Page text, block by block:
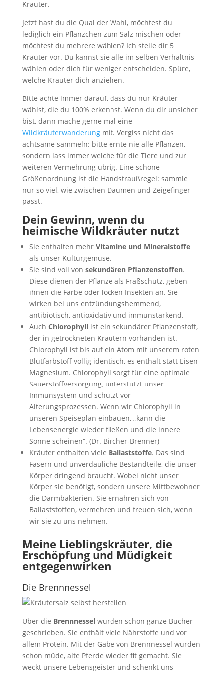
Kräuter.
Jetzt hast du die Qual der Wahl, möchtest du
lediglich ein Pflänzchen zum Salz mischen oder
möchtest du mehrere wählen? Ich stelle dir 5
Kräuter vor. Du kannst sie alle im selben Verhältnis
wählen oder dich für weniger entscheiden. Spüre,
welche Kräuter dich anziehen.
Bitte achte immer darauf, dass du nur Kräuter
wählst, die du 100% erkennst. Wenn du dir unsicher
bist, dann mache gerne mal eine
Wildkräuterwanderungmit. Vergiss nicht das
achtsame sammeln: bitte ernte nie alle Pflanzen,
sondern lass immer welche für die Tiere und zur
weiteren Vermehrung übrig. Eine schöne
Größenordnung ist die Handstraußregel: sammle
nur so viel, wie zwischen Daumen und Zeigefinger
passt.
Dein Gewinn, wenn du
heimische Wildkräuter nutzt
Sie enthalten mehr Vitamine und Mineralstoffe
als unser Kulturgemüse.
Sie sind voll von sekundären Pflanzenstoffen.
Diese dienen der Pflanze als Fraßschutz, geben
ihnen die Farbe oder locken Insekten an. Sie
wirken bei uns entzündungshemmend,
antibiotisch, antioxidativ und immunstärkend.
Auch Chlorophyllist ein sekundärer Pflanzenstoff,
der in getrockneten Kräutern vorhanden ist.
Chlorophyll ist bis auf ein Atom mit unserem roten
Blutfarbstoff völlig identisch, es enthält statt Eisen
Magnesium. Chlorophyll sorgt für eine optimale
Sauerstoffversorgung, unterstützt unser
Immunsystem und schützt vor
Alterungsprozessen. Wenn wir Chlorophyll in
unseren Speiseplan einbauen, „kann die
Lebensenergie wieder fließen und die innere
Sonne scheinen“. (Dr. Bircher-Brenner)
Kräuter enthalten viele Ballaststoffe. Das sind
Fasern und unverdauliche Bestandteile, die unser
Körper dringend braucht. Wobei nicht unser
Körper sie benötigt, sondern unsere Mittbewohner
die Darmbakterien. Sie ernähren sich von
Ballaststoffen, vermehren und freuen sich, wenn
wir sie zu uns nehmen.
Meine Lieblingskräuter, die
Erschöpfung und Müdigkeit
entgegenwirken
Die Brennnessel
Über die Brennnesselwurden schon ganze Bücher
geschrieben. Sie enthält viele Nährstoffe und vor
allem Protein. Mit der Gabe von Brennnessel wurden
schon müde, alte Pferde wieder fit gemacht. Sie
weckt unsere Lebensgeister und schenkt uns